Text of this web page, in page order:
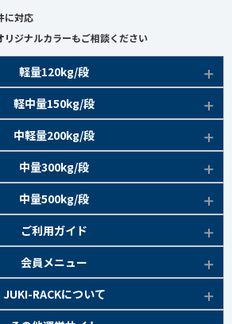
に対応
リジナルカラーもご相談ください
軽量120kg/段
レー
ルト 特長
ミボルト 特長
ルト 特長
軽中量150kg/段
覧
中軽量200kg/段
中量300kg/段
リーン中量500kg/段
リーンご利用ガイド
ムの使い方
会員メニュー
JUKI-RACKについて